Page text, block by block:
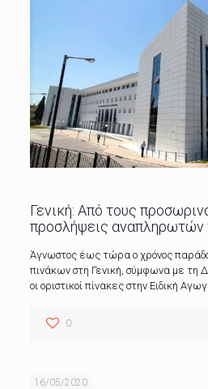
Γενική: Από τους
προσλήψεις αναπληρωτών
Άγνωστος έως τώρα ο χρόνος
πινάκων στη Γενική, σύμφωνα με τη
οι οριστικοί πίνακες στην Ειδική
0
16/05/2020